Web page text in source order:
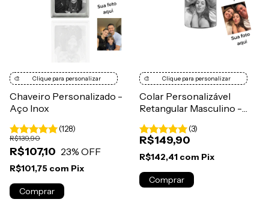
🎨 Clique para personalizar
Chaveiro Personalizado -
Aço Inox
(128)
R$107,10
R$139,90
23% OFF
R$101,75 com Pix
Comprar
🎨 Clique para personalizar
Colar Personalizável
Retangular Masculino -
(3)
R$149,90
R$142,41 com Pix
Comprar